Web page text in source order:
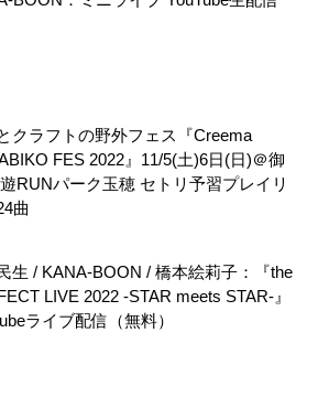
クラフトの野外フェス『Creema
FES 2022』11/5(土)6日(日)＠御
RUNパーク玉穂 セトリ予習プレイリ
曲
生 / KANA-BOON / 橋本絵莉子：『the
LIVE 2022 -STAR meets STAR-』
ライブ配信（無料）